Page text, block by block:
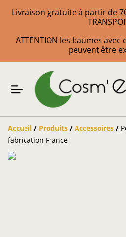
Livraison gratuite à partir de
ATTENTION les baumes
peuvent être
Accueil / Produits / Accessoires /
fabrication France